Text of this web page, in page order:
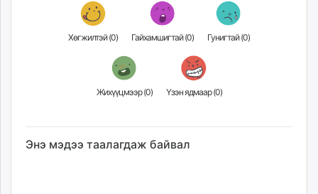
Хөгжилтэй (0) Гайхамшигтай (0) Гунигтай (0)
Жихүүцмээр (0) Үзэн ядмаар (0)
Энэ мэдээ таалагдаж байвал